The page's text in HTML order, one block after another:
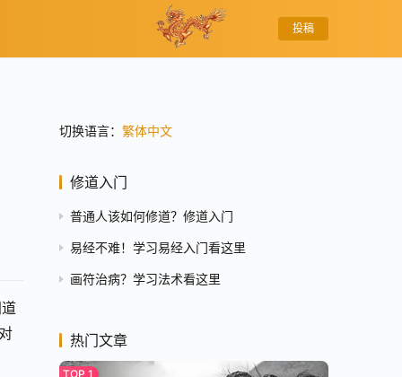
投稿
切换语言： 繁体中文
修道入门
普通人该如何修道？修道入门
易经不难！学习易经入门看这里
画符治病？学习法术看这里
热门文章